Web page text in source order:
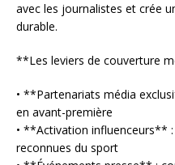
avec les journalistes et crée
durable.
**Les leviers de couverture
• **Partenariats média
en avant-première
• **Activation influenceurs**
reconnues du sport